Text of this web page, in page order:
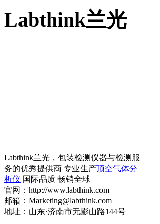
Labthink兰光
Labthink兰光，包装检测仪器与检测服
务的优秀提供商 专业生产顶空气体分
析仪 国际品质 畅销全球
官网：http://www.labthink.com
邮箱：Marketing@labthink.com
地址：山东·济南市无影山路144号